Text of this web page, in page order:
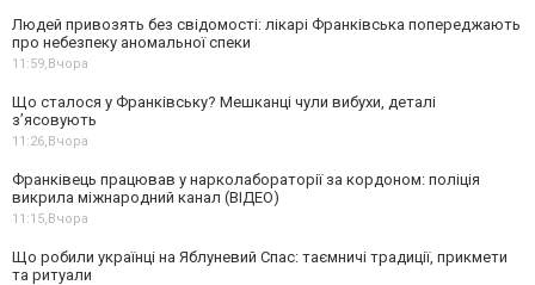
Людей привозять без свідомості: лікарі Франківська попереджають
про небезпеку аномальної спеки
11:59, Вчора
Що сталося у Франківську? Мешканці чули вибухи, деталі
з’ясовують
11:26, Вчора
Франківець працював у нарколабораторії за кордоном: поліція
викрила міжнародний канал (ВІДЕО)
11:15, Вчора
Що робили українці на Яблуневий Спас: таємничі традиції, прикмети
та ритуали